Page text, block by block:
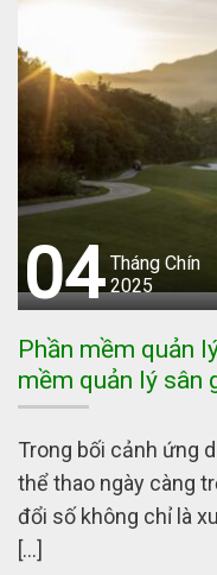
04 Tháng Chín
2025
Phần mềm quản
mềm quản lý sân
Trong bối cảnh ứng
thể thao ngày càng
đổi số không chỉ là
[…]